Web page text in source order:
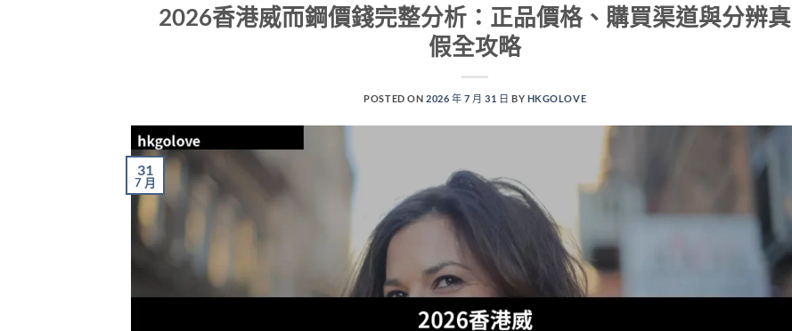
2026香港威而鋼價錢完整分析：正品價格、購買渠道與分辨真
假全攻略
POSTED ON 2026 年 7 月 31 日 BY HKGOLOVE
31
7 月